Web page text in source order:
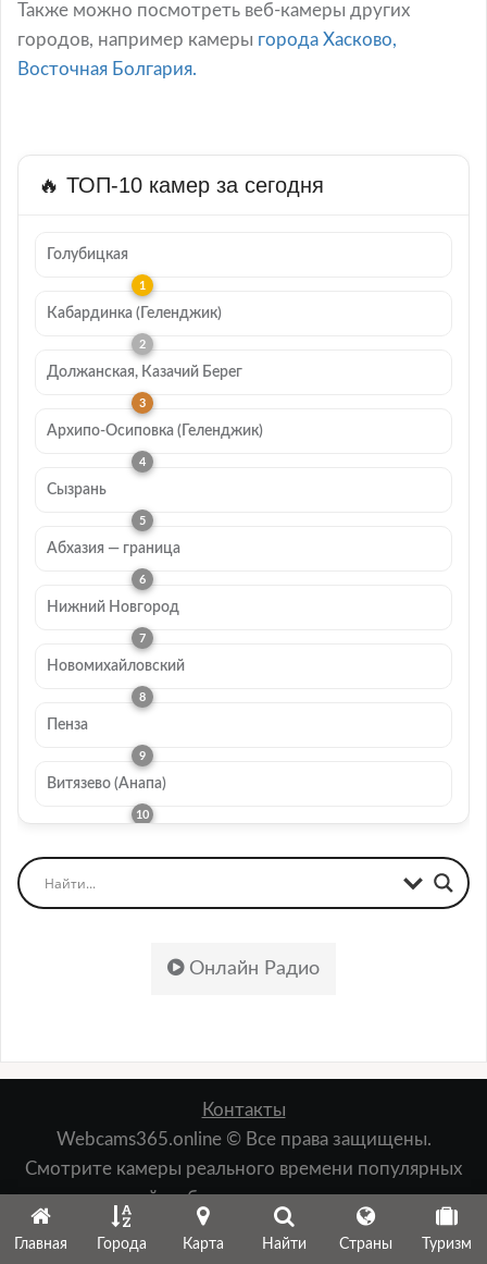
Также можно посмотреть веб-камеры других
городов, например камеры города Хасково,
Восточная Болгария.
🔥 ТОП-10 камер за сегодня
Голубицкая
Кабардинка (Геленджик)
Должанская, Казачий Берег
Архипо-Осиповка (Геленджик)
Сызрань
Абхазия — граница
Нижний Новгород
Новомихайловский
Пенза
Витязево (Анапа)
Онлайн Радио
Контакты
Webcams365.online © Все права защищены.
Смотрите камеры реального времени популярных
мест: пляжей, набережных, лыжных курортов,
зданий, природы и т.д.
Главная Города Карта Найти Страны Туризм